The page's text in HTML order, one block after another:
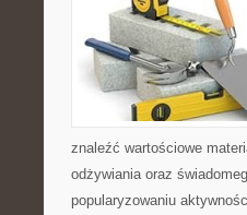
znaleźć wartościowe
odżywiania oraz
popularyzowaniu